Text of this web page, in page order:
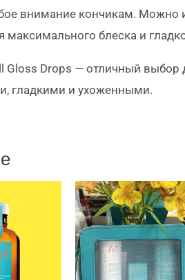
внимание кончикам. Можно
максимального блеска и
Gloss Drops — отличный выбор
гладкими и ухоженными.